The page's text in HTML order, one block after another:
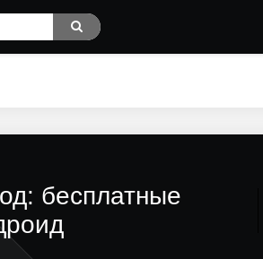
бесплатные